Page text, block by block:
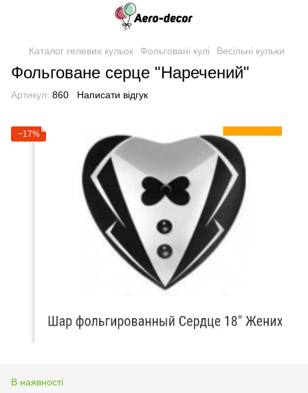
Каталог гелевих кульок Фольговані кулі Весільні кульки
Фольговане серце "Наречений"
Артикул: 860 Написати відгук
−17%
В наявності